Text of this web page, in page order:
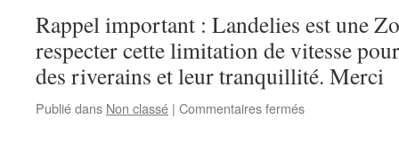
Rappel important : Landelies est une
respecter cette limitation de vitesse
des riverains et leur tranquillité. Merci
Publié dans Non classé | Commentaires ferméssur